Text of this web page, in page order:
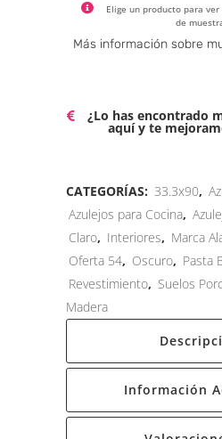
Elige un producto para
de
Más información sobre
¿Lo has encontrado
aquí y te
CATEGORÍAS: 33.3x90,
Azulejos para Cocina,
Claro, Interiores, Marca
Oferta 54, Oscuro, Pasta
Revestimiento, Suelos
Madera
Información